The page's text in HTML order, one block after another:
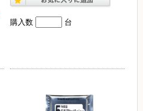
購入数 台